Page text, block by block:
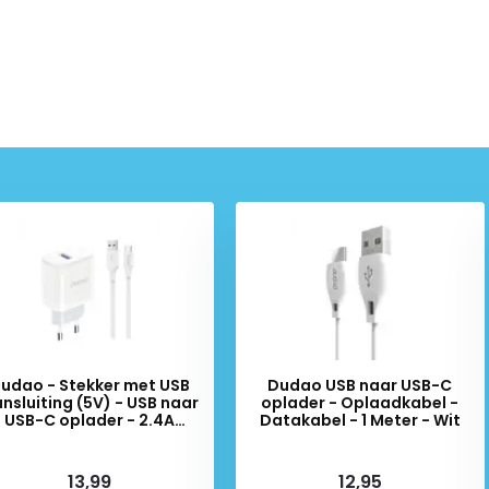
- Stekker met USB
(5V) - USB naar
USB-C oplader - 2.4A
13,99
Dudao USB naar USB-C
oplader - Oplaadkabel -
Datakabel - 1 Meter - Wit
12,95